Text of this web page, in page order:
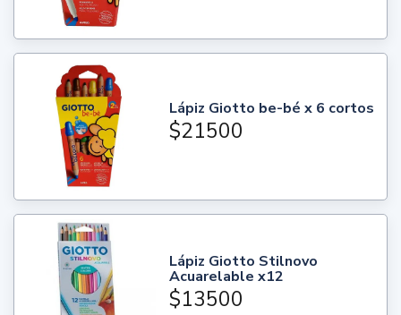
Lápiz Giotto be-bé x 6 cortos
$21500
Lápiz Giotto Stilnovo
Acuarelable x12
$13500